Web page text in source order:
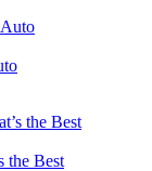
the Best